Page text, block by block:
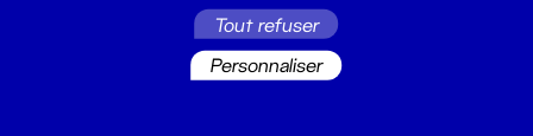
Tout refuser
Personnaliser